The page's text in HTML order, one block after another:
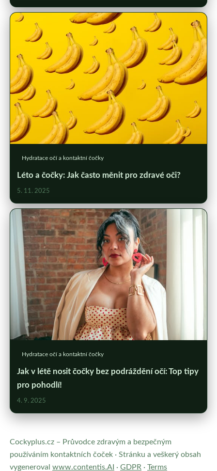
Hydratace očí a kontaktní čočky
Léto a čočky: Jak často měnit pro zdravé oči?
5. 11. 2025
Hydratace očí a kontaktní čočky
Jak v létě nosit čočky bez podráždění očí: Top tipy
pro pohodlí!
4. 9. 2025
Cockyplus.cz – Průvodce zdravým a bezpečným
používáním kontaktních čoček · Stránku a veškerý obsah
vygeneroval www.contentis.AI · GDPR · Terms